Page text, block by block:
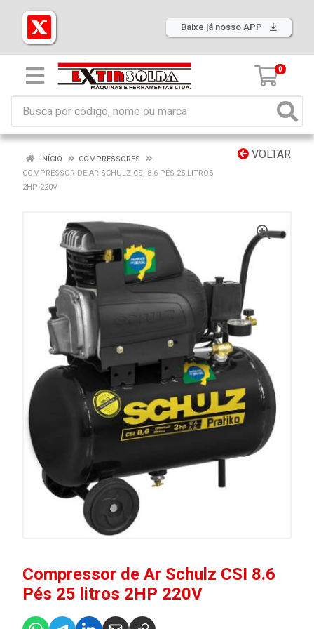
Baixe já nosso APP
0
VOLTAR
INÍCIO
COMPRESSORES
COMPRESSOR DE AR SCHULZ CSI 8.6 PÉS 25 LITROS
2HP 220V
Compressor de Ar Schulz CSI 8.6
Pés 25 litros 2HP 220V